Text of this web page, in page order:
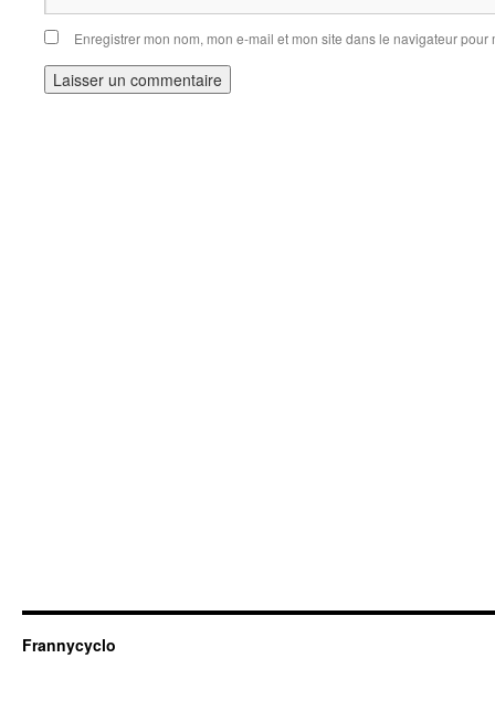
Enregistrer mon nom, mon e-mail et mon site dans le navigateur
Frannycyclo